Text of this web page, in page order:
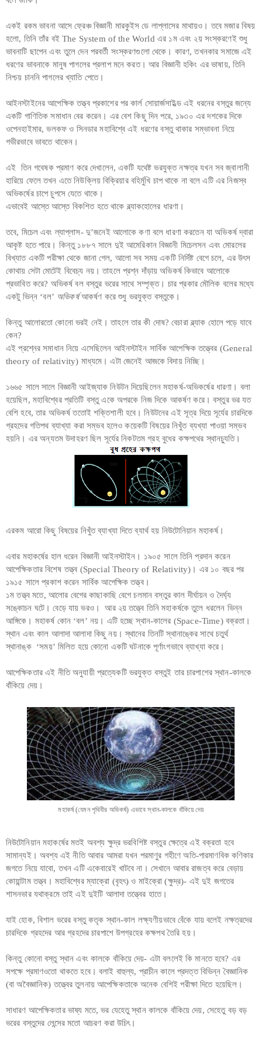
একই রকম ভাবনা আসে ফ্রেঞ্চ বিজ্ঞানী মারকুইস ডে লাপ্লাসের মাথায়ও। তবে মজার বিষয়
হলো, তিনি তাঁর বই The System of the World এর ১ম এবং ২য় সংস্করণেই শুধু
ভাবনাটি ছাপেন এবং তুলে দেন পরবর্তী সংস্করণগুলো থেকে। কারণ, তখনকার সমাজে এই
ধরণের ভাবনাকে মানুষ পাগলের প্রলাপ মনে করত। আর বিজ্ঞানী হকিং এর ভাষায়, তিনি
নিশ্চয় চাননি পাগলের খ্যাতি পেতে।
আইনস্টাইনের আপেক্ষিক তত্ত্ব প্রকাশের পর কার্ল সোয়ার্জসাইল্ড এই ধরনের বস্তুর জন্যে
একটি গাণিতিক সমাধান বের করেন। এর বেশ কিছু দিন পরে, ১৯৩০ এর দশকের দিকে
ওপেনহাইমার, ভলকফ ও সিনডার মহাবিশ্বে এই ধরণের বস্তু থাকার সম্ভাবনা নিয়ে
গভীরভাবে ভাবতে থাকেন।
এই তিন গবেষক প্রমাণ করে দেখালেন, একটি যথেষ্ট ভরযুক্ত নক্ষত্র যখন সব জ্বালানী
হারিয়ে ফেলে তখন এতে নিউক্লিয় বিক্রিয়ার বহির্মুখি চাপ থাকে না বলে এটি এর নিজস্ব
অভিকর্ষের চাপে চুপসে যেতে থাকে।
এভাবেই আস্তে আস্তে বিকশিত হতে থাকে ব্ল্যাকহোলের ধারণা।
তবে, মিচেল এবং ল্যাপ্লাস- দু’জনেই আলোকে কণা বলে ধারণা করতেন যা অভিকর্ষ দ্বারা
আকৃষ্ট হতে পারে। কিন্তু ১৮৮৭ সালে দুই আমেরিকান বিজ্ঞানী মিচেলসন এবং মোরলের
বিখ্যাত একটি পরীক্ষা থেকে জানা গেল, আলো সব সময় একটি নির্দিষ্ট বেগে চলে, এর উৎস
কোথায় সেটা মোটেই বিবেচ্য নয়। তাহলে প্রশ্ন দাঁড়ায় অভিকর্ষ কিভাবে আলোকে
প্রভাবিত করে? অভিকর্ষ বল বস্তুর ভরের সাথে সম্পৃক্ত। চার প্রকার মৌলিক বলের মধ্যে
একটু ভিন্ন ‘বল’ অভিকর্ষআকর্ষণ করে শুধু ভরযুক্ত বস্তুকে।
কিন্তু আলোরতো কোনো ভরই নেই। তাহলে তার কী দোষ? বেচারা ব্ল্যাক হোলে পড়ে যাবে
কেন?
এই প্রশ্নের সমাধান নিয়ে এসেছিলেন আইনস্টাইন সার্বিক আপেক্ষিক তত্ত্বের (General
theory of relativity) মাধ্যমে। এটা জেনেই আজকে বিদায় নিচ্ছি।
১৬৬৫ সালে সালে বিজ্ঞানী আইজ্যাক নিউটন দিয়েছিলেন মহাকর্ষ-অভিকর্ষের ধারণা। বলা
হয়েছিল, মহাবিশ্বের প্রতিটি বস্তু একে অপরকে নিজ দিকে আকর্ষণ করে। বস্তুর ভর যত
বেশি হবে, তার অভিকর্ষ ততোই শক্তিশালী হবে। নিউটনের এই সূত্র দিয়ে সূর্যের চারদিকে
গ্রহদের গতিপথ ব্যাখ্যা করা সম্ভব হলেও কয়েকটি বিষয়ের নিখুঁত ব্যখ্যা পাওয়া সম্ভব
হয়নি। এর অন্যতম উদাহরণ ছিল সূর্যের নিকটতম গ্রহ বুধের কক্ষপথের স্থানচ্যুতি।
এরকম আরো কিছু বিষয়ের নিখুঁত ব্যাখ্যা দিতে ব্যার্থ হয় নিউটোনিয়ান মহাকর্ষ।
এবার মহাকর্ষের হাল ধরেন বিজ্ঞানী আইনস্টাইন। ১৯০৫ সালে তিনি প্রদান করেন
আপেক্ষিকতার বিশেষ তত্ত্ব (Special Theory of Relativity)। এর ১০ বছর পর
১৯১৫ সালে প্রকাশ করেন সার্বিক আপেক্ষিক তত্ত্ব।
১ম তত্ত্ব মতে, আলোর বেগের কাছাকাছি বেগে চলমান বস্তুর কাল দীর্ঘায়ন ও দৈর্ঘ্য
সঙ্কোচন ঘটে। বেড়ে যায় ভরও। আর ২য় তত্ত্বে তিনি মহাকর্ষকে তুলে ধরলেন ভিন্ন
আঙ্গিকে। মহাকর্ষ কোন ‘বল’ নয়। এটি হচ্ছে স্থান-কালের (Space-Time) বক্রতা।
স্থান এবং কাল আলাদা আলাদা কিছু নয়। স্থানের তিনটি স্থানাঙ্কের সাথে চতুর্থ
স্থানাঙ্ক ‘সময়’ মিলিত হয়ে কোনো একটি ঘটনাকে পূর্ণাংগভাবে ব্যাখ্যা করে।
আপেক্ষিকতার এই নীতি অনুযায়ী প্রত্যেকটি ভরযুক্ত বস্তুই তার চারপাশের স্থান-কালকে
বাঁকিয়ে দেয়।
মহাকর্ষ (যেমন পৃথিবীর অভিকর্ষ) এভাবে স্থান-কালকে বাঁকিয়ে দেয়
নিউটোনিয়ান মহাকর্ষের মতই অবশ্য ক্ষুদ্র ভরবিশিষ্ট বস্তুর ক্ষেত্রে এই বক্রতা হবে
সামান্যই। অবশ্য এই নীতি আবার আমরা যখন পরমাণুর গহীণে অতি-পারমাণবিক কণিকার
জগতে নিয়ে যাবো, তখন এটি একেবারেই খাটবে না। সেখানে আবার রাজত্ব করে বেড়ায়
কোয়ান্টাম তত্ত্ব। মহাবিশ্বের ম্যাক্রো (বৃহৎ) ও মাইক্রো (ক্ষুদ্র)- এই দুই জগতের
শাসনভার যথাক্রমে তাই এই দুইটি আলাদা তত্ত্বের হাতে।
যাই হোক, বিশাল ভরের বস্তু কতৃক স্থান-কাল লক্ষ্যণীয়ভাবে বেঁকে যায় বলেই নক্ষত্রদের
চারদিকে গ্রহদের আর গ্রহদের চারপাশে উপগ্রহের কক্ষপথ তৈরি হয়।
কিন্তু কোনো বস্তু স্থান এবং কালকে বাঁকিয়ে দেয়- এটা বললেই কি মানতে হবে? এর
সপক্ষে প্রমাণওতো থাকতে হবে। বলাই বাহুল্য, প্রাচীন কালে প্রদত্ত বিভিন্ন বৈজ্ঞানিক
(বা অবৈজ্ঞানিক) তত্ত্বের তুলনায় আপেক্ষিকতাকে অনেক বেশিই পরীক্ষা দিতে হয়েছিল।
সাধারণ আপেক্ষিকতার ভাষ্য মতে, ভর যেহেতু স্থান কালকে বাঁকিয়ে দেয়, সেহেতু বড় বড়
ভরের বস্তুদের লেন্সের মতো আচরণ করা উচিৎ।